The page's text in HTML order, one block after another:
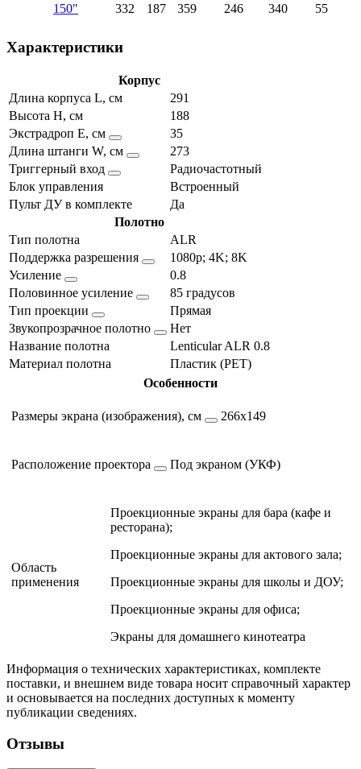
150" 332 187 359 246 340 55
Характеристики
Корпус
Длина корпуса L, см
291
Высота H, см
188
Экстрадроп E, см
35
Длина штанги W, см
273
Триггерный вход
Радиочастотный
Блок управления
Встроенный
Пульт ДУ в комплекте
Да
Полотно
Тип полотна
ALR
Поддержка разрешения
1080p; 4K; 8K
Усиление
0.8
Половинное усиление
85 градусов
Тип проекции
Прямая
Звукопрозрачное полотно
Нет
Название полотна
Lenticular ALR 0.8
Материал полотна
Пластик (PET)
Особенности
Размеры экрана (изображения), см 266х149
Расположение проектора Под экраном (УКФ)
Область
применения
Проекционные экраны для бара (кафе и
ресторана);
Проекционные экраны для актового зала;
Проекционные экраны для школы и ДОУ;
Проекционные экраны для офиса;
Экраны для домашнего кинотеатра
Информация о технических характеристиках, комплекте
поставки, и внешнем виде товара носит справочный характер
и основывается на последних доступных к моменту
публикации сведениях.
Отзывы